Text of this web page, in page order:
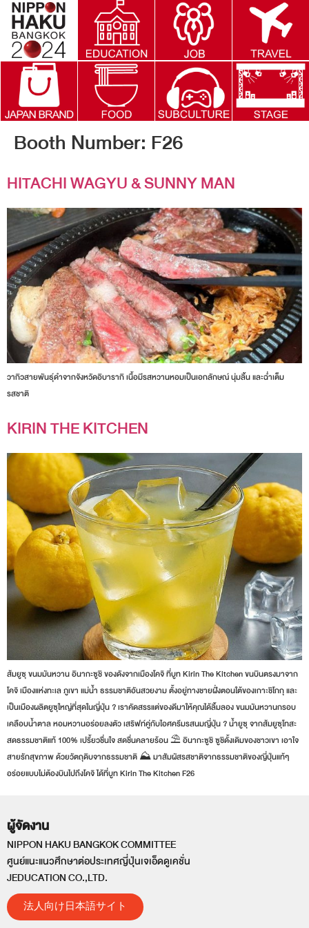
Booth Number: F26
HITACHI WAGYU & SUNNY MAN
วากิวสายพันธุ์ดำจากจังหวัดอิบารากิ เนื้อมีรสหวานหอมเป็นเอกลักษณ์ นุ่มลิ้น และฉ่ำเต็ม
รสชาติ
KIRIN THE KITCHEN
ส้มยูซุ ขนมมันหวาน อินากะซูชิ ของดังจากเมืองโคจิ ที่บูท Kirin The Kitchen ขนบินตรงมาจาก
โคจิ เมืองแห่งทะเล ภูเขา แม่น้ำ ธรรมชาติอันสวยงาม ตั้งอยู่ทางชายฝั่งตอนใต้ของเกาะชิโกกุ และ
เป็นเมืองผลิตยูซุใหญ่ที่สุดในญี่ปุ่น ? เราคัดสรรแต่ของดีมาให้คุณได้ลิ้มลอง ขนมมันหวานกรอบ
เคลือบน้ำตาล หอมหวานอร่อยลงตัว เสริฟท์คู่กับไอศครีมรสนมญี่ปุ่น ? น้ำยูซุ จากส้มยูซุโทสะ
สดธรรมชาติแท้ 100% เปรี้ยวชื่นใจ สดชื่นคลายร้อน ⛱️ อินากะซูชิ ซูชิดั้งเดิมของชาวเขา เอาใจ
สายรักสุขภาพ ด้วยวัตถุดิบจากธรรมชาติ ⛰️ มาสัมผัสรสชาติจากธรรมชาติของญี่ปุ่นแท้ๆ
อร่อยแบบไม่ต้องบินไปถึงโคจิ ได้ที่บูท Kirin The Kitchen F26
ผู้จัดงาน
NIPPON HAKU BANGKOK COMMITTEE
ศูนย์แนะแนวศึกษาต่อประเทศญี่ปุ่นเจเอ็ดดูเคชั่น
JEDUCATION CO.,LTD.
法人向け日本語サイト